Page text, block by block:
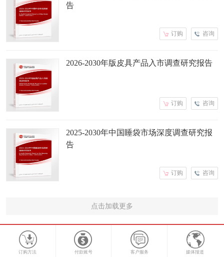
告
咨询
订购
2026-2030年版皮具产品入市调查研究报告
咨询
订购
2025-2030年中国睡袋市场深度调查研究报
告
咨询
订购
点击加载更多
订购方法 付款账号 客户服务 媒体报道